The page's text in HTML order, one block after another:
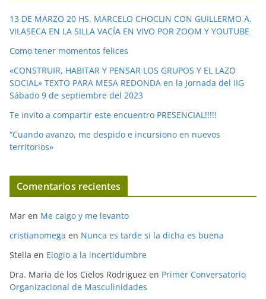
o
13 DE MARZO 20 HS. MARCELO CHOCLIN CON GUILLERMO A.
VILASECA EN LA SILLA VACÍA EN VIVO POR ZOOM Y YOUTUBE
Como tener momentos felices
«CONSTRUIR, HABITAR Y PENSAR LOS GRUPOS Y EL LAZO
SOCIAL» TEXTO PARA MESA REDONDA en la Jornada del IIG
Sábado 9 de septiembre del 2023
Te invito a compartir este encuentro PRESENCIAL!!!!!
“Cuando avanzo, me despido e incursiono en nuevos
territorios»
Comentarios recientes
Mar en Me caigo y me levanto
cristianomega en Nunca es tarde si la dicha es buena
Stella en Elogio a la incertidumbre
Dra. Maria de los Cielos Rodriguez en Primer Conversatorio
Organizacional de Masculinidades